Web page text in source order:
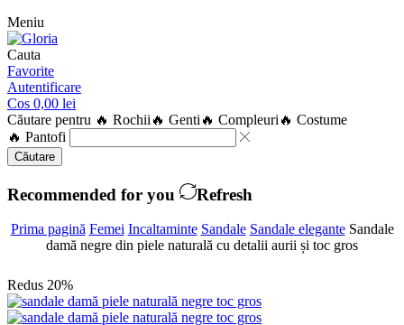
Meniu
Cauta
Favorite
Autentificare
Cos 0,00 lei
Căutare pentru 🔥 Rochii 🔥 Genti 🔥 Compleuri 🔥 Costume
🔥 Pantofi
Căutare
Recommended for you Refresh
Prima pagină Femei Incaltaminte Sandale Sandale elegante Sandale
damă negre din piele naturală cu detalii aurii și toc gros
Redus 20%